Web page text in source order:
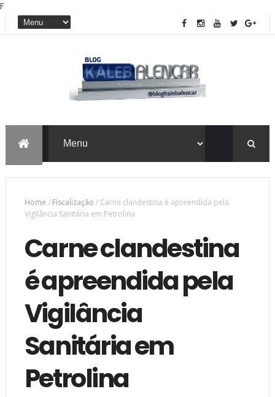
F
Home / Fiscalização / Carne clandestina é apreendida pela
Vigilância Sanitária em Petrolina
Carne clandestina
é apreendida pela
Vigilância
Sanitária em
Petrolina